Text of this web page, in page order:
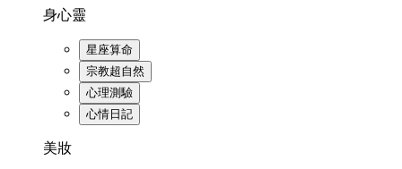
身心靈
星座算命
宗教超自然
心理測驗
心情日記
美妝